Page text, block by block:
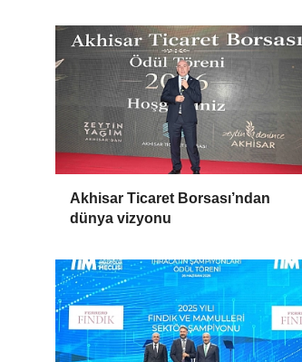
Akhisar Ticaret Borsası’ndan
dünya vizyonu